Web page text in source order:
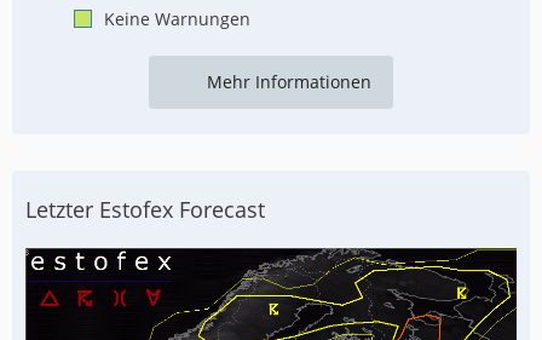
Keine Warnungen
Mehr Informationen
Letzter Estofex Forecast